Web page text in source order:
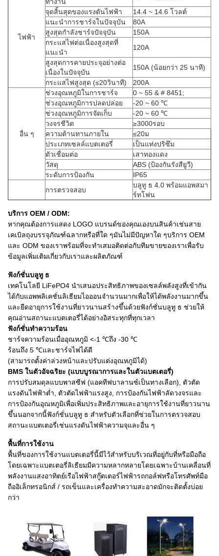
ไฟฟ้า
จุดสิ้นสุดของแรงดันไฟฟ้า
14.4 ~ 14.6 โวลต์
แนะนำการชาร์จในปัจจุบัน
80A
สูงสุดกำลังชาร์จปัจจุบัน
150A
กระแสไฟต่อเนื่องสูงสุดที่
แนะนำ
120A
สูงสุดการคายประจุอย่างต่อ
เนื่องในปัจจุบัน
150A (น้อยกว่า 25 นาที)
กระแสไฟสูงสุด (≤20วินาที)
200A
อื่น ๆ
ช่วงอุณหภูมิในการชาร์จ
0 ~ 55 & # 8451;
ช่วงอุณหภูมิการปลดปล่อย
-20 ~ 60 ℃
ช่วงอุณหภูมิการจัดเก็บ
-20 ~ 60 ℃
วงจรชีวิต
≥3000รอบ
ความต้านทานภายใน
≤20ม
ประเภทเซลล์แบตเตอรี่
เป็นแท่งปริซึม
ตัวเชื่อมต่อ
เสาทองแดง
วัสดุ
ABS (ป้องกันรังสียูวี)
ระดับการป้องกัน
IP65
การตรวจสอบ
บลูทู ธ 4.0 พร้อมแอพสมา
ร์ทโฟน
บริการ OEM / ODM:
หากคุณต้องการแสดง LOGO แบรนด์ของคุณเองบนสินค้าเช่นสาย
เคเบิลถุงบรรจุภัณฑ์ฉลากหรือที่ใด ๆมันไม่มีปัญหาใด ๆบริการ OEM
และ ODM ของเราพร้อมที่จะทำเสมอติดต่อกับทีมขายของเราเพื่อรับ
ข้อมูลเพิ่มเติมเกี่ยวกับเราและผลิตภัณฑ์
ฟังก์ชั่นบลูทู ธ
เทคโนโลยี LiFePO4 นำเสนอประสิทธิภาพของเซลล์พลังสูงที่เข้ากัน
ได้กับแอพพลิเคชั่นลิเธียมไอออนจำนวนมากเพื่อให้ได้พลังงานมากขึ้น
และยืดอายุการใช้งานที่ยาวนานสร้างขึ้นด้วยฟังก์ชั่นบลูทู ธ ช่วยให้
คุณอ่านสถานะแบตเตอรี่ได้อย่างอิสระทุกที่ทุกเวลา
ฟังก์ชั่นทำความร้อน
ชาร์จความร้อนเมื่ออุณหภูมิ <-1 ℃ถึง -30 ℃
ร้อนถึง 5 ℃และชาร์จไฟได้ดี
(สามารถตั้งค่าล่วงหน้าและปรับแต่งอุณหภูมิได้)
BMS ในตัวอัจฉริยะ (แบบบูรณาการและในตัวแบตเตอรี่)
การปรับสมดุลแบบพาสซีฟ (แอคทีฟบาลานซ์เป็นทางเลือก), ตัวตัด
แรงดันไฟฟ้าต่ำ, ตัวตัดไฟฟ้าแรงสูง, การป้องกันไฟฟ้าลัดวงจรและ
การป้องกันอุณหภูมิเพื่อเพิ่มประสิทธิภาพและอายุการใช้งานที่ยาวนาน
ขึ้นนอกจากนี้ฟังก์ชั่นบลูทู ธ สำหรับตัวเลือกที่ช่วยในการตรวจสอบ
สถานะแบตเตอรี่เช่นแรงดันไฟฟ้าความจุและอื่น ๆ
พื้นที่การใช้งาน
พื้นที่ของการใช้งานแบตเตอรี่นี้มีไว้สำหรับบริเวณที่อยู่กับที่หรือมือถือ
โดยเฉพาะแบตเตอรี่ลิเธียมมีความหลากหลายโดยเฉพาะบ้านเคลื่อนที่
พลังงานแสงอาทิตย์เรือไฟฟ้าสกู๊ตเตอร์ไฟฟ้ารถกอล์ฟหรือโทรศัพท์มือ
ถืออิเล็กทรอนิกส์ / รถเข็นและเครื่องทำความสะอาดมักจะติดตั้งบ่อย
กว่า